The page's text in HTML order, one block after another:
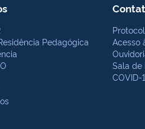
Pedagógica
Acesso
Sala de
COVID-